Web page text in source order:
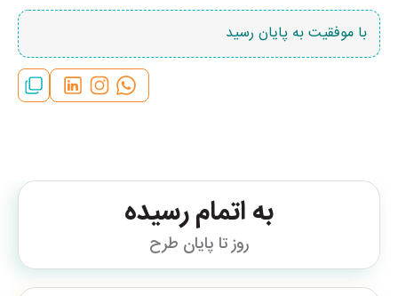
با موفقیت به پایان رسید
به اتمام رسیده
روز تا پایان طرح